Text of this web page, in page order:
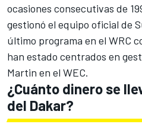
ocasiones consecutivas de
gestionó el equipo oficial de
último programa en el WRC
han estado centrados en
Martin en el WEC.
¿Cuánto dinero se
del Dakar?